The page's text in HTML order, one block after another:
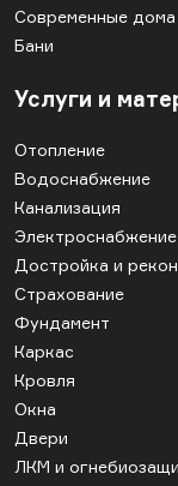
Современные дома
Бани
Услуги и
Отопление
Водоснабжение
Канализация
Электроснабжение
Достройка и
Страхование
Фундамент
Каркас
Кровля
Окна
Двери
ЛКМ и